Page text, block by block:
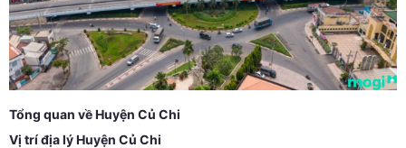
Tổng quan về Huyện Củ Chi
Vị trí địa lý Huyện Củ Chi